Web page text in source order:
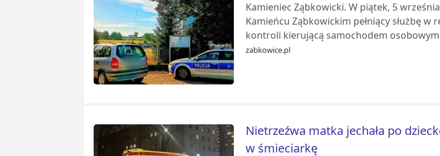
Kamieniec Ząbkowicki. W piątek, 5
Kamieńcu Ząbkowickim pełniący służbę
kontroli kierującą samochodem osobowym
zabkowice.pl
Nietrzeźwa matka jechała po
w śmieciarkę